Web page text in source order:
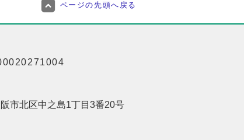
ページの先頭へ戻る
市北区中之島1丁目3番20号